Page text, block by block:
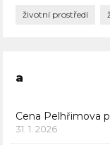
životní prostředí
a
Cena Pelhřimova
31. 1. 2026